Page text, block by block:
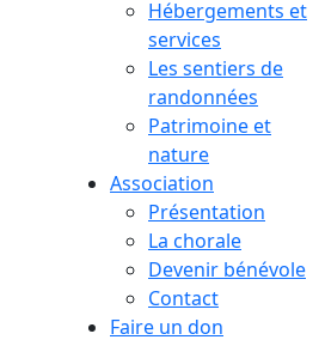
Hébergements et
services
Les sentiers de
randonnées
Patrimoine et
nature
Association
Présentation
La chorale
Devenir bénévole
Contact
Faire un don